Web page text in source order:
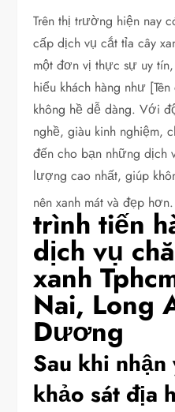
Trên thị trường hiện nay
cấp dịch vụ cắt tỉa cây
một đơn vị thực sự uy
hiểu khách hàng như
không hề dễ dàng. Với
nghề, giàu kinh nghiệm,
đến cho bạn những dịch
lượng cao nhất, giúp
nên xanh mát và đẹp hơn.
trình tiến
dịch vụ
xanh
Nai, Long
Dương
Sau khi
khảo sát địa